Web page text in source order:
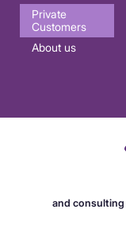
Основная
навигация
Private
Customers
About us
and